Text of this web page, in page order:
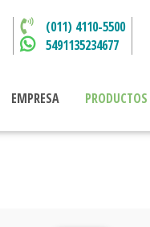
(011) 4110-5500
5491135234677
EMPRESA PRODUCTOS